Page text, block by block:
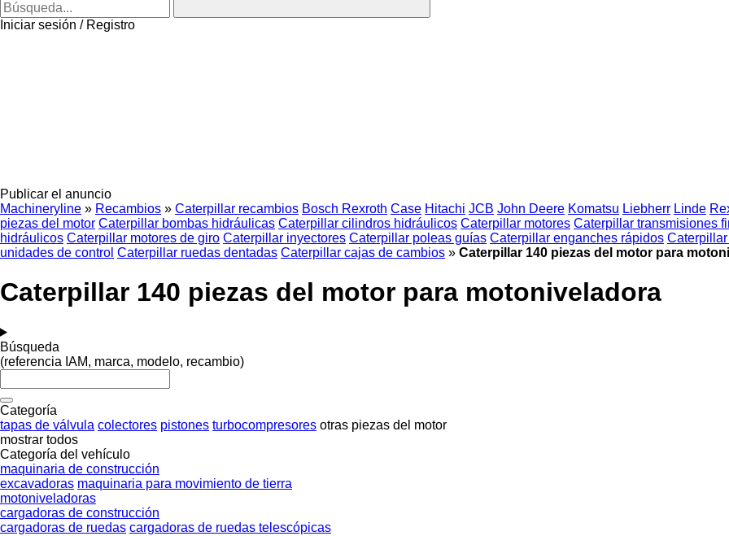
Iniciar sesión / Registro
Publicar el anuncio
Machineryline » Recambios » Caterpillar recambios Bosch Rexroth Case Hitachi JCB John Deere Komatsu Liebherr Linde
piezas del motor Caterpillar bombas hidráulicas Caterpillar cilindros hidráulicos Caterpillar motores Caterpillar transmisiones
hidráulicos Caterpillar motores de giro Caterpillar inyectores Caterpillar poleas guías Caterpillar enganches rápidos
unidades de control Caterpillar ruedas dentadas Caterpillar cajas de cambios » Caterpillar 140 piezas del motor para
Caterpillar 140 piezas del motor para motoniveladora
Búsqueda
(referencia IAM, marca, modelo, recambio)
Categoría
tapas de válvula colectores pistones turbocompresores otras piezas del motor
mostrar todos
Categoría del vehículo
maquinaria de construcción
excavadoras maquinaria para movimiento de tierra
motoniveladoras
cargadoras de construcción
cargadoras de ruedas cargadoras de ruedas telescópicas